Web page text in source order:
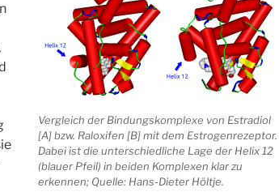
Vergleich der Bindungskomplexe von Estradiol
[A] bzw. Raloxifen [B] mit dem Estrogenrezeptor.
Dabei ist die unterschiedliche Lage der Helix 12
(blauer Pfeil) in beiden Komplexen klar zu
erkennen; Quelle: Hans-Dieter Höltje.